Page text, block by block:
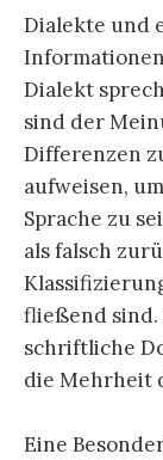
Dialekte und
Dialekt
sind der
Differenzen
aufweisen,
Sprache zu
als falsch
fließend sind.
schriftliche
die Mehrheit
Eine